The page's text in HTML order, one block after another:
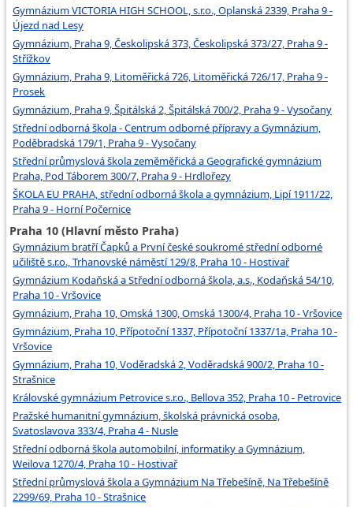
Gymnázium VICTORIA HIGH SCHOOL, s.r.o., Oplanská 2339, Praha 9 -
Újezd nad Lesy
Gymnázium, Praha 9, Českolipská 373, Českolipská 373/27, Praha 9 -
Střížkov
Gymnázium, Praha 9, Litoměřická 726, Litoměřická 726/17, Praha 9 -
Prosek
Gymnázium, Praha 9, Špitálská 2, Špitálská 700/2, Praha 9 - Vysočany
Střední odborná škola - Centrum odborné přípravy a Gymnázium,
Poděbradská 179/1, Praha 9 - Vysočany
Střední průmyslová škola zeměměřická a Geografické gymnázium
Praha, Pod Táborem 300/7, Praha 9 - Hrdlořezy
ŠKOLA EU PRAHA, střední odborná škola a gymnázium, Lipí 1911/22,
Praha 9 - Horní Počernice
Praha 10 (Hlavní město Praha)
Gymnázium bratří Čapků a První české soukromé střední odborné
učiliště s.r.o., Trhanovské náměstí 129/8, Praha 10 - Hostivař
Gymnázium Kodaňská a Střední odborná škola, a.s., Kodaňská 54/10,
Praha 10 - Vršovice
Gymnázium, Praha 10, Omská 1300, Omská 1300/4, Praha 10 - Vršovice
Gymnázium, Praha 10, Přípotoční 1337, Přípotoční 1337/1a, Praha 10 -
Vršovice
Gymnázium, Praha 10, Voděradská 2, Voděradská 900/2, Praha 10 -
Strašnice
Královské gymnázium Petrovice s.r.o., Bellova 352, Praha 10 - Petrovice
Pražské humanitní gymnázium, školská právnická osoba,
Svatoslavova 333/4, Praha 4 - Nusle
Střední odborná škola automobilní, informatiky a Gymnázium,
Weilova 1270/4, Praha 10 - Hostivař
Střední průmyslová škola a Gymnázium Na Třebešíně, Na Třebešíně
2299/69, Praha 10 - Strašnice